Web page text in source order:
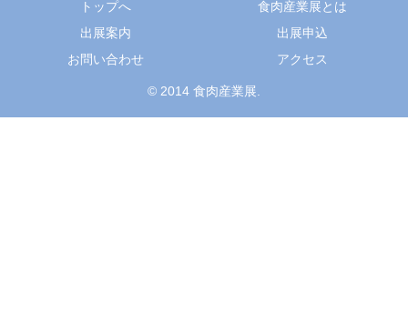
トップへ
食肉産業展とは
出展案内
出展申込
お問い合わせ
アクセス
© 2014 食肉産業展.